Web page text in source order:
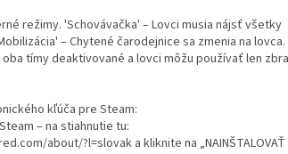
režimy. 'Schovávačka' – Lovci musia nájsť všetky
– Chytené čarodejnice sa zmenia na lovca.
tímy deaktivované a lovci môžu používať len
kľúča pre Steam:
– na stiahnutie tu:
about/?l=slovak a kliknite na „NAINŠTALOVAŤ